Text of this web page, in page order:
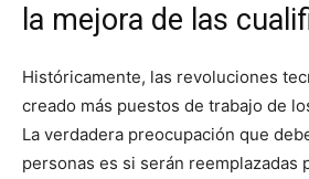
la mejora de las
Históricamente, las revoluciones
creado más puestos de trabajo de
La verdadera preocupación que
personas es si serán reemplazadas